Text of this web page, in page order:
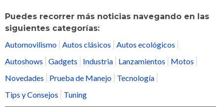
Puedes recorrer más noticias navegando en las
siguientes categorías:
Automovilismo
Autos clásicos
Autos ecológicos
Autoshows
Gadgets Industria Lanzamientos
Motos
Novedades
Prueba de Manejo
Tecnología
Tips y Consejos
Tuning